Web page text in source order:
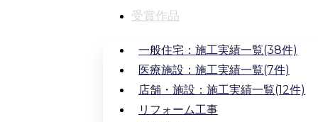
受賞作品
一般住宅：施工実績一覧(38件)
医療施設：施工実績一覧(7件)
店舗・施設：施工実績一覧(12件)
リフォーム工事